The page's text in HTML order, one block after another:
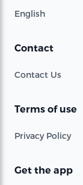
English
Contact
Contact Us
Terms of use
Privacy Policy
Get the app